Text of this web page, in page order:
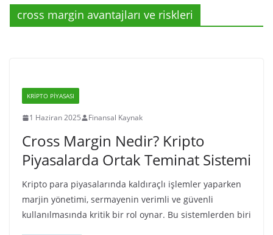
cross margin avantajları ve riskleri
KRIPTO PIYASASI
1 Haziran 2025 Finansal Kaynak
Cross Margin Nedir? Kripto
Piyasalarda Ortak Teminat Sistemi
Kripto para piyasalarında kaldıraçlı işlemler yaparken
marjin yönetimi, sermayenin verimli ve güvenli
kullanılmasında kritik bir rol oynar. Bu sistemlerden biri